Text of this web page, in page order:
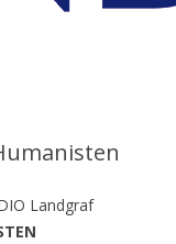
Landgraf